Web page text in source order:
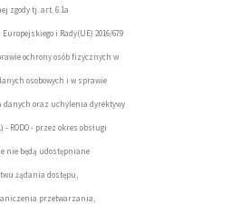
zgody tj. art. 6.1a
i Rady(UE) 2016/679
ochrony osób fizycznych w
osobowych i w sprawie
danych oraz uchylenia dyrektywy
- RODO - przez okres obsługi
nie będą udostępniane
żądania dostępu,
przetwarzania,